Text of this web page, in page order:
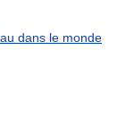
dans le monde